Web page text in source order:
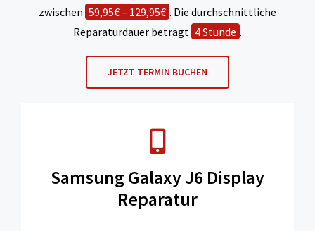
zwischen 59,95€ – 129,95€ . Die durchschnittliche
Reparaturdauer beträgt 4 Stunde .
JETZT TERMIN BUCHEN
Samsung Galaxy J6 Display
Reparatur